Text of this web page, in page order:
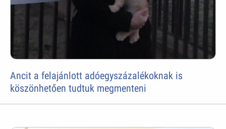
Ancit a felajánlott adóegyszázalékoknak is
köszönhetően tudtuk megmenteni